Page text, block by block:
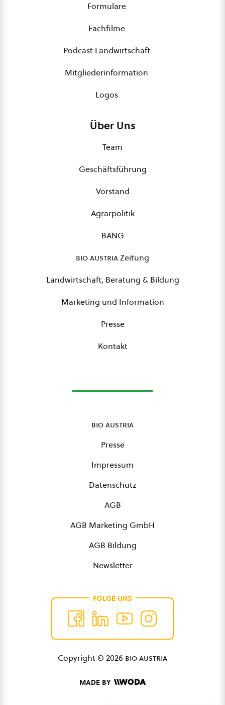
Formulare
Fachfilme
Podcast Landwirtschaft
Mitgliederinformation
Logos
Über Uns
Team
Geschäftsführung
Vorstand
Agrarpolitik
BANG
bio austriaZeitung
Landwirtschaft, Beratung & Bildung
Marketing und Information
Presse
Kontakt
bio austria
Presse
Impressum
Datenschutz
AGB
AGB Marketing GmbH
AGB Bildung
Newsletter
FOLGE UNS
Copyright © 2026 bio austria
MADE BY